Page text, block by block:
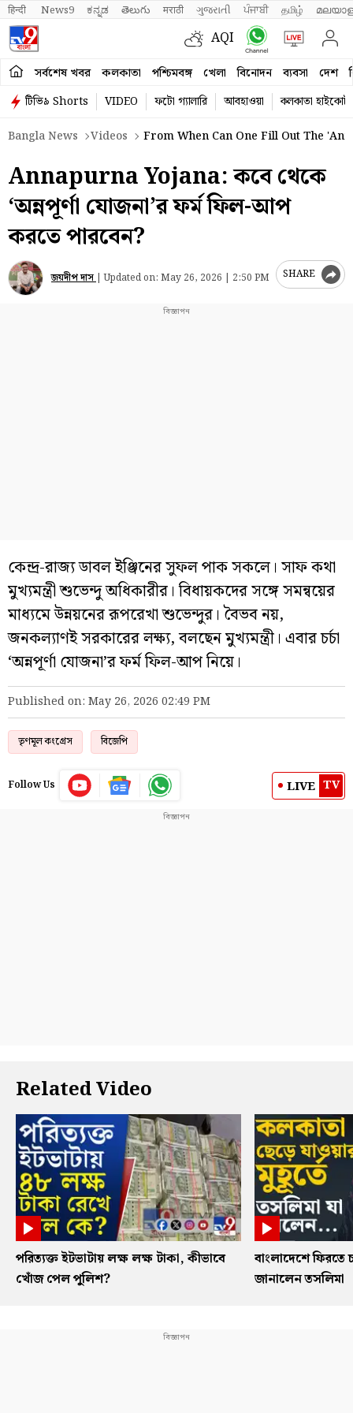
हिन्दी News9 ಕನ್ನಡ తెలుగు मराठी ગુજરાતી ਪੰਜਾਬੀ தமிழ்
AQI
সর্বশেষ খবর কলকাতা পশ্চিমবঙ্গ খেলা বিনোদন ব্যবসা দেশ
টিভি৯ Shorts VIDEO ফটো গ্যালারি আবহাওয়া
কলকাতা হাইকোর্ট
Bangla News
Videos From When Can One Fill Out The
Annapurna Yojana: কবে থেকে
‘অন্নপূর্ণা যোজনা’র ফর্ম ফিল-আপ
করতে পারবেন?
জয়দীপ দাস | Updated on: May 26, 2026 | 2:50 PM SHARE
কেন্দ্র-রাজ্য ডাবল ইঞ্জিনের সুফল পাক সকলে। সাফ কথা
মুখ্যমন্ত্রী শুভেন্দু অধিকারীর। বিধায়কদের সঙ্গে সমন্বয়ের
মাধ্যমে উন্নয়নের রূপরেখা শুভেন্দুর। বৈভব নয়,
জনকল্যাণই সরকারের লক্ষ্য, বলছেন মুখ্যমন্ত্রী। এবার চর্চা
‘অন্নপূর্ণা যোজনা’র ফর্ম ফিল-আপ নিয়ে।
Published on: May 26, 2026 02:49 PM
তৃণমূল কংগ্রেস বিজেপি
Follow Us LIVE TV
Related Video
পরিত্যক্ত ইটভাটায় লক্ষ লক্ষ টাকা, কীভাবে
খোঁজ পেল পুলিশ?
বাংলাদেশে ফিরতে
জানালেন তসলিমা